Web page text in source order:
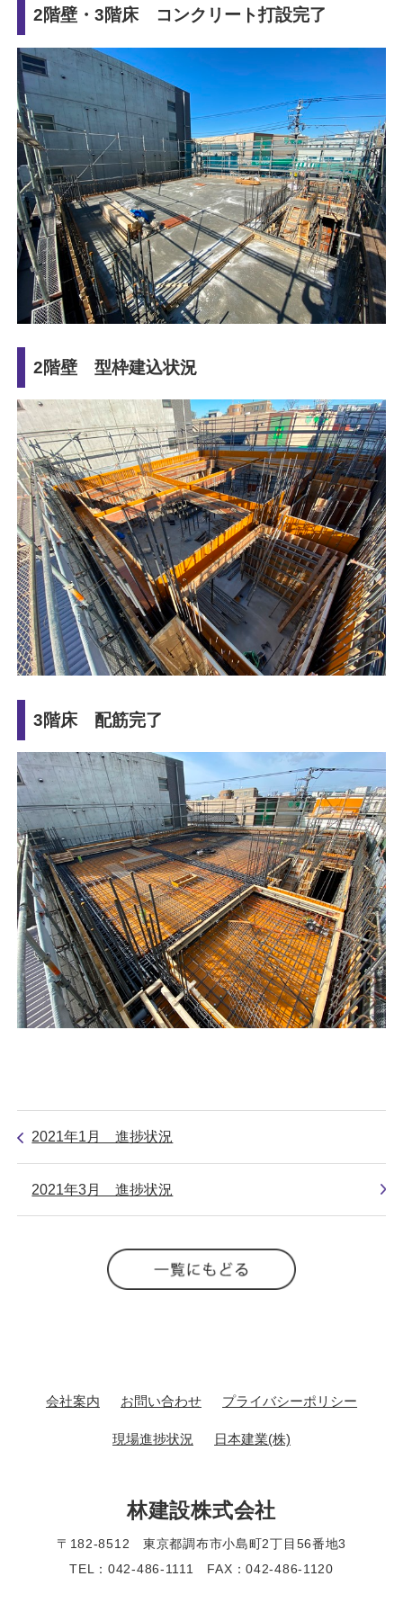
2階壁・3階床 コンクリート打設完了
2階壁 型枠建込状況
3階床 配筋完了
2021年1月 進捗状況
2021年3月 進捗状況
会社案内 お問い合わせ プライバシーポリシー
現場進捗状況 日本建業(株)
林建設株式会社
〒182-8512 東京都調布市小島町2丁目56番地3
TEL：042-486-1111 FAX：042-486-1120